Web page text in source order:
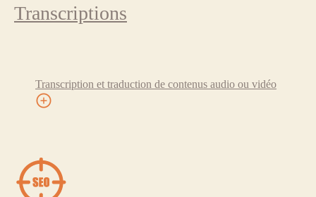
Transcriptions
Transcription et traduction de contenus audio ou vidéo